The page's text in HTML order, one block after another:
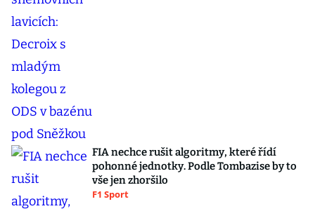
FIA nechce rušit algoritmy, které řídí
pohonné jednotky. Podle Tombazise by to
vše jen zhoršilo
F1 Sport